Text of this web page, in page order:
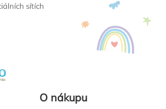
sítích
O nákupu